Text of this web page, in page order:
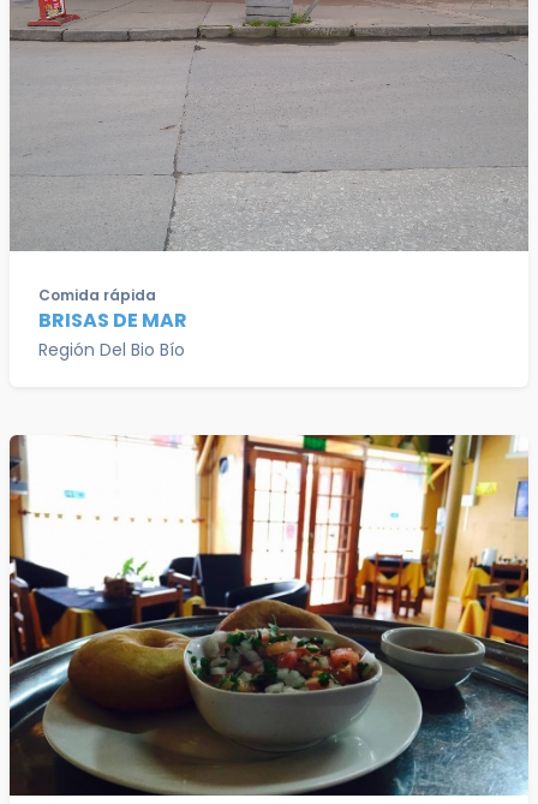
Comida rápida
BRISAS DE MAR
Región Del Bio Bío